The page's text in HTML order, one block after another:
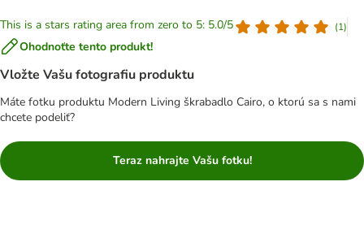
This is a stars rating area from zero to 5: 5.0/5 (1)
Ohodnoťte tento produkt!
Vložte Vašu fotografiu produktu
Máte fotku produktu Modern Living škrabadlo Cairo, o ktorú sa s nami
chcete podeliť?
Teraz nahrajte Vašu fotku!